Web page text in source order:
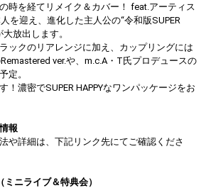
時を経てリメイク＆カバー！ feat.アーティス
を迎え、進化した主人公の“令和版SUPER
大放出します。
ックのリアレンジに加え、カップリングには
ver.や、m.c.A・T氏プロデュースの
定。
！濃密でSUPER HAPPYなワンパッケージをお
報
や詳細は、下記リンク先にてご確認くださ
ニライブ＆特典会）